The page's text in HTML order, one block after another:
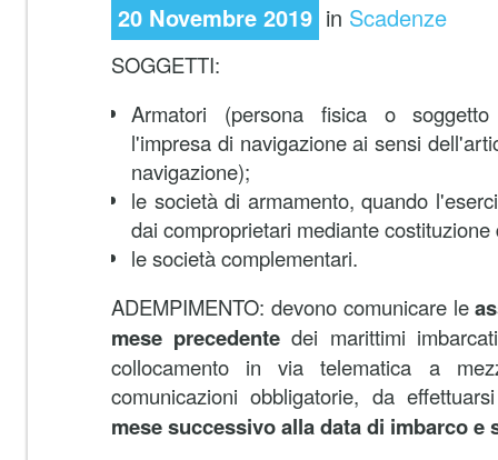
20 Novembre 2019 in Scadenze
SOGGETTI:
Armatori (persona fisica o
l'impresa di navigazione ai sensi
navigazione);
le società di armamento, quando
dai comproprietari mediante costituzione
le società complementari.
ADEMPIMENTO: devono comunicare le
mese precedente dei marittimi
collocamento in via telematica a
comunicazioni obbligatorie, da
mese successivo alla data di imbarco e